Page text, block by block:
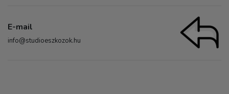
E-mail
info@studioeszkozok.hu